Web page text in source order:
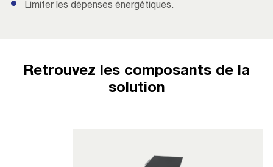
Limiter les dépenses énergétiques.
Retrouvez les composants de la
solution